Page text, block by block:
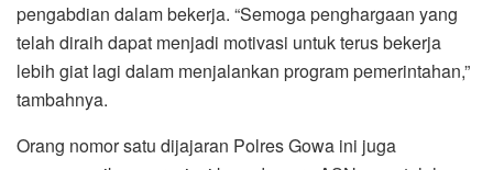
pengabdian dalam bekerja. “Semoga penghargaan yang
telah diraih dapat menjadi motivasi untuk terus bekerja
lebih giat lagi dalam menjalankan program pemerintahan,”
tambahnya.
Orang nomor satu dijajaran Polres Gowa ini juga